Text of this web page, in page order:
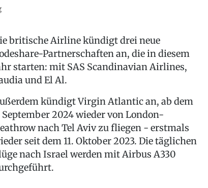
britische Airline kündigt drei neue
Partnerschaften an, die in diesem
starten: mit SAS Scandinavian Airlines,
und El Al.
kündigt Virgin Atlantic an, ab dem
September 2024 wieder von London-
nach Tel Aviv zu fliegen - erstmals
seit dem 11. Oktober 2023. Die täglichen
nach Israel werden mit Airbus A330